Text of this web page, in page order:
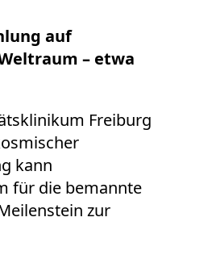
auf
– etwa
Freiburg
kann
für die bemannte
zur